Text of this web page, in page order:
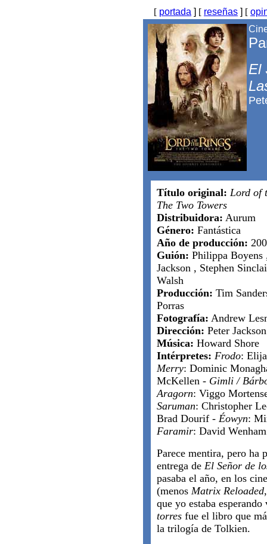
[ portada ] [ reseñas ] [
El
Título original: Lord of
The Two Towers
Distribuidora: Aurum
Género: Fantástica
Año de producción:
Guión: Philippa Boyens
Jackson , Stephen
Walsh
Producción: Tim
Porras
Fotografía: Andrew
Dirección: Peter Jackson
Música: Howard Shore
Intérpretes: Frodo:
Merry: Dominic
McKellen - Gimli /
Aragorn: Viggo
Saruman: Christopher
Brad Dourif - Éowyn:
Faramir: David
Parece mentira, pero ha
entrega de El Señor de
pasaba el año, en los
(menos Matrix Reloaded
que yo estaba
torres fue el libro que
la trilogía de Tolkien.